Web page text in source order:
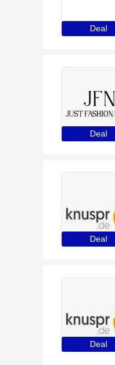
Deal
Deal
Deal
Deal